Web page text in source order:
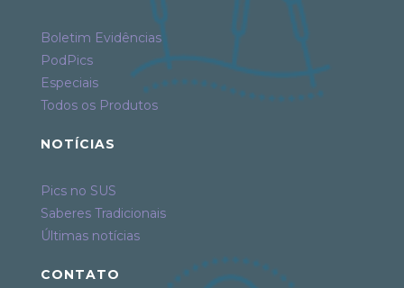
Boletim Evidências
PodPics
Especiais
Todos os Produtos
NOTÍCIAS
Pics no SUS
Saberes Tradicionais
Últimas notícias
CONTATO